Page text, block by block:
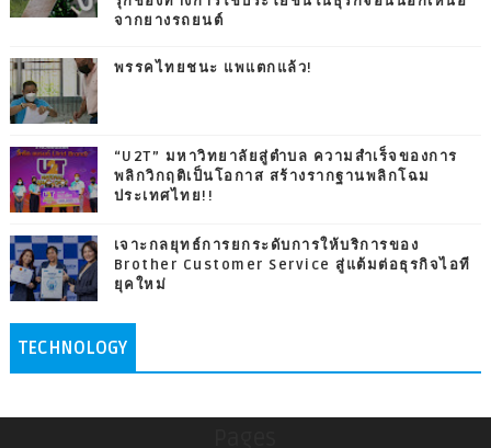
จากยางรถยนต์
พรรคไทยชนะ แพแตกแล้ว!
“U2T” มหาวิทยาลัยสู่ตำบล ความสำเร็จของการ
พลิกวิกฤติเป็นโอกาส สร้างรากฐานพลิกโฉม
ประเทศไทย!!
เจาะกลยุทธ์การยกระดับการให้บริการของ
Brother Customer Service สู่แต้มต่อธุรกิจไอที
ยุคใหม่
TECHNOLOGY